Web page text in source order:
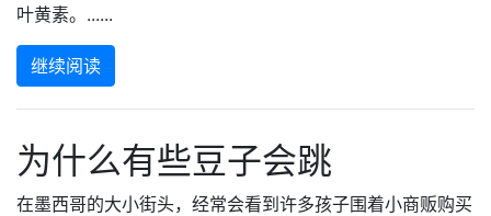
叶黄素。......
继续阅读
为什么有些豆子会跳
在墨西哥的大小街头，经常会看到许多孩子围着小商贩购买